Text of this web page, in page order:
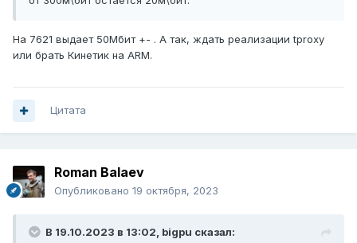
На 7621 выдает 50Мбит +- . А так, ждать реализации tproxy
или брать Кинетик на ARM.
Цитата
Roman Balaev
Опубликовано 19 октября, 2023
В 19.10.2023 в 13:02, bigpu сказал: